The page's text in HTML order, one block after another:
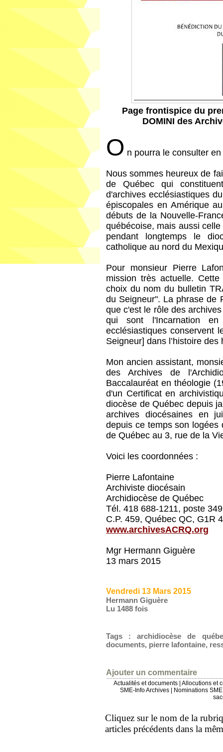
Page frontispice du
DOMINI des
O n pourra le consulter
Nous sommes heureux de
de Québec qui
d'archives ecclésiastiques
épiscopales en Amérique
débuts de la Nouvelle-
québécoise, mais aussi
pendant longtemps le
catholique au nord du
Pour monsieur Pierre
mission très actuelle.
choix du nom du bulletin
du Seigneur". La phrase de
que c'est le rôle des
qui sont l'Incarnation
ecclésiastiques conservent
Seigneur] dans l’histoire
Mon ancien assistant,
des Archives de
Baccalauréat en théologie
d'un Certificat en
diocèse de Québec depuis
archives diocésaines en
depuis ce temps son logées
de Québec au 3, rue de la
Voici les coordonnées :
Pierre Lafontaine
Archiviste diocésain
Archidiocèse de Québec
Tél. 418 688-1211, poste 349
C.P. 459, Québec QC, G1R
www.archivesACRQ.org
Mgr Hermann Giguère
13 mars 2015
Vendredi 13 Mars 2015
Hermann Giguère
Lu 1488 fois
Tags :archidiocèse de
documents, pierre lafontaine,
Ajouter un commentaire
Actualités et documents
Allocutions et
SME-Info Archives
Nominations
Cliquez sur le nom de la
articles précédents dans la